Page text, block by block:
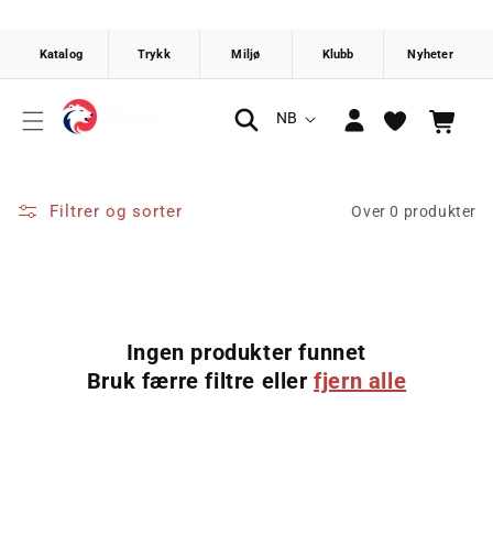
innholdet
S
NB
inn
Handlekurv
Filtrer og sorter Over 0 produkter
Ingen produkter funnet
Bruk færre filtre ellerfjern alle